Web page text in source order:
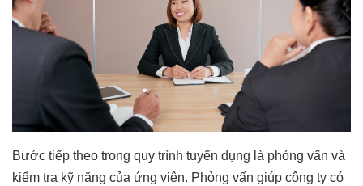
Bước tiếp theo trong quy trình tuyển dụng là phỏng vấn và
kiểm tra kỹ năng của ứng viên. Phỏng vấn giúp công ty có